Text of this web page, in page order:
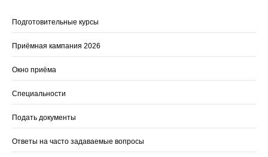
Подготовительные курсы
Приёмная кампания 2026
Окно приёма
Специальности
Подать документы
Ответы на часто задаваемые вопросы